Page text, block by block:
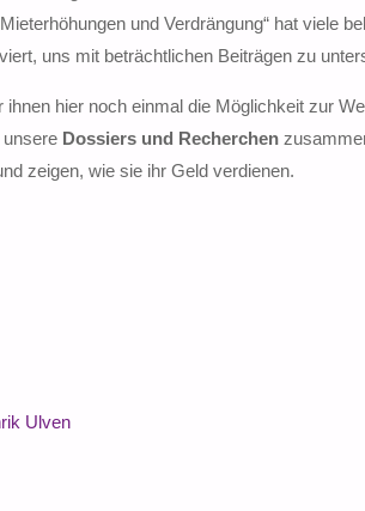
und Verdrängung“ hat viele
uns mit beträchtlichen Beiträgen zu
hier noch einmal die Möglichkeit zur
unsere Dossiers und Recherchen
zeigen, wie sie ihr Geld verdienen.
Ulven